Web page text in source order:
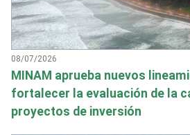
08/07/2026
MINAM aprueba nuevos
fortalecer la evaluación de la
proyectos de inversión